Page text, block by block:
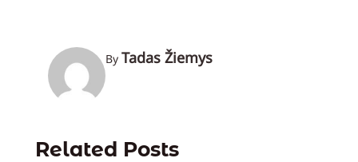
By Tadas Žiemys
Related Posts